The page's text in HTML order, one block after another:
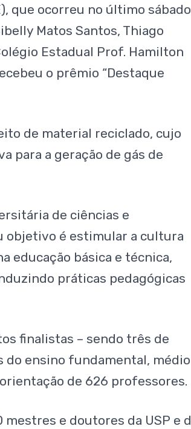
que ocorreu no último sábado
Matos Santos, Thiago
Estadual Prof. Hamilton
o prêmio “Destaque
de material reciclado, cujo
para a geração de gás de
de ciências e
objetivo é estimular a cultura
educação básica e técnica,
práticas pedagógicas
finalistas – sendo três de
do ensino fundamental, médio
de 626 professores.
mestres e doutores da USP e